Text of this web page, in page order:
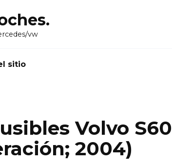
vw
sitio
Volvo S60
2004)